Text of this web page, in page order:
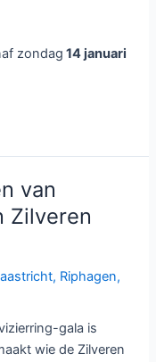
zondag 14 januari
van
Zilveren
, Riphagen,
gala is
wie de Zilveren